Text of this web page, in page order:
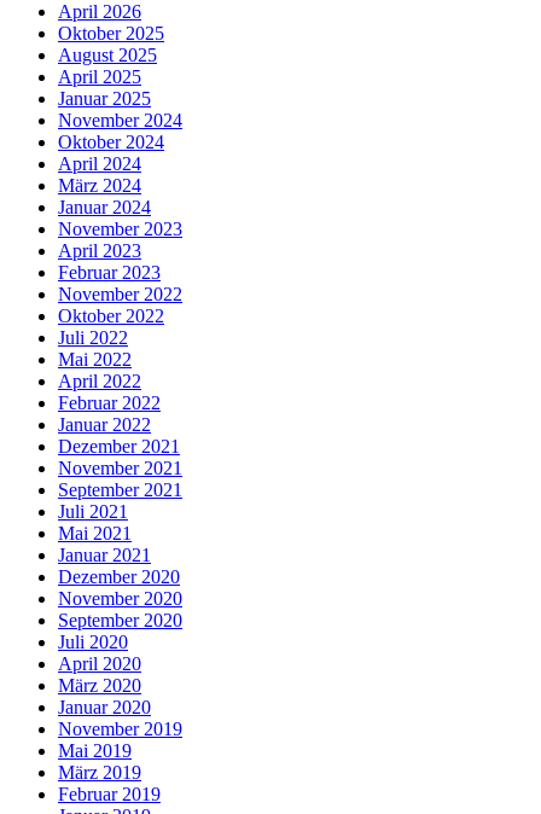
April 2026
Oktober 2025
August 2025
April 2025
Januar 2025
November 2024
Oktober 2024
April 2024
März 2024
Januar 2024
November 2023
April 2023
Februar 2023
November 2022
Oktober 2022
Juli 2022
Mai 2022
April 2022
Februar 2022
Januar 2022
Dezember 2021
November 2021
September 2021
Juli 2021
Mai 2021
Januar 2021
Dezember 2020
November 2020
September 2020
Juli 2020
April 2020
März 2020
Januar 2020
November 2019
Mai 2019
März 2019
Februar 2019